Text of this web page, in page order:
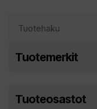
Search
Tuotemerkit
Tuoteosastot